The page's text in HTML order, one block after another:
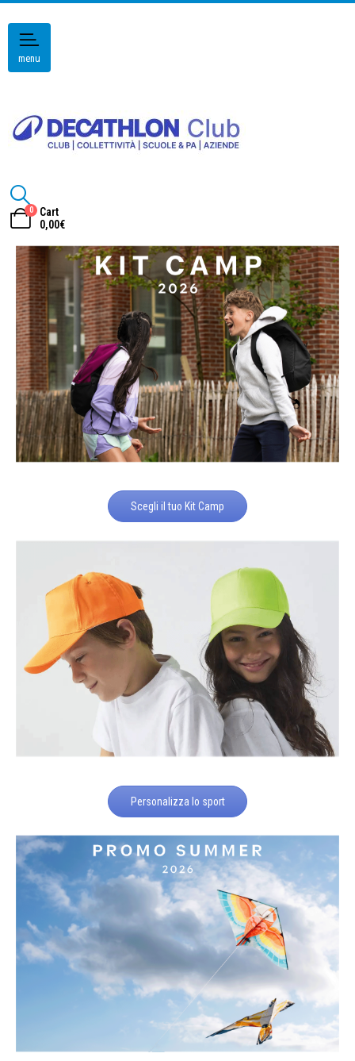
menu
0
Cart
0,00€
Scegli il tuo Kit Camp
Personalizza lo sport